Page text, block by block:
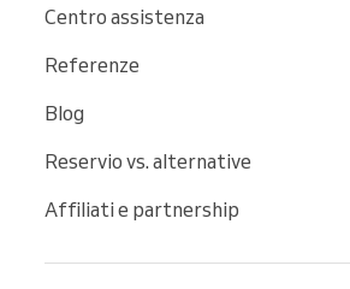
Centro assistenza
Referenze
Blog
Reservio vs. alternative
Affiliati e partnership